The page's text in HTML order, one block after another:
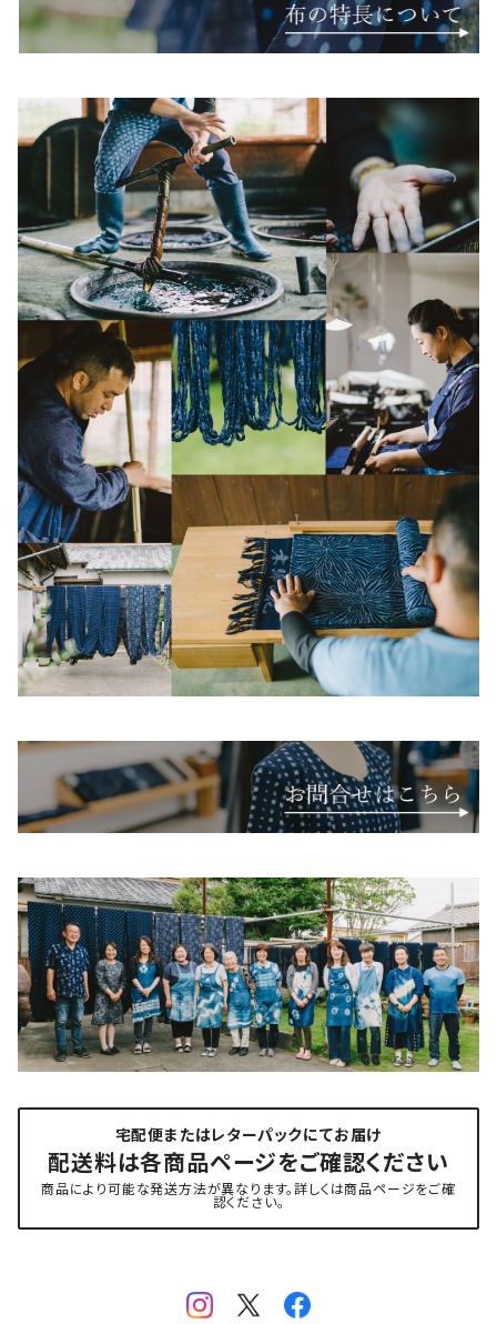
宅配便またはレターパックにてお届け
配送料は各商品ページをご確認ください
商品により可能な発送方法が異なります。詳しくは商品ページをご確
認ください。